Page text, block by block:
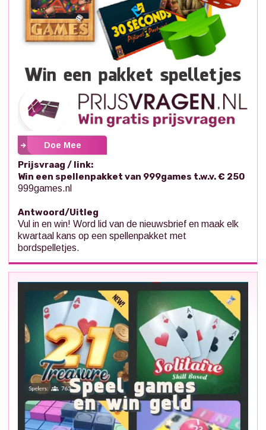
Doe Mee
Prijsvraag / link:
Win een spellenpakket van 999games t.w.v. € 250
999games.nl
Antwoord/Uitleg
Vul in en win! Word lid van de nieuwsbrief en maak elk
kwartaal kans op een spellenpakket met
bordspelletjes.